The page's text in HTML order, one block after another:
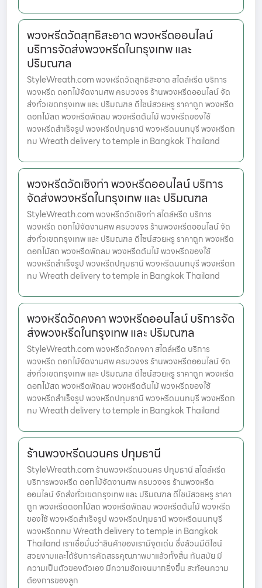
พวงหรีดวัดสุทธิสะอาด พวงหรีดออนไลน์
บริการจัดส่งพวงหรีดในกรุงเทพ และ
ปริมณฑล
StyleWreath.com พวงหรีดวัดสุทธิสะอาด สไตล์หรีด บริการ
พวงหรีด ดอกไม้จัดงานศพ ครบวงจร ร้านพวงหรีดออนไลน์ จัด
ส่งทั่วเขตกรุงเทพ และ ปริมณฑล ดีไซน์สวยหรู ราคาถูก พวงหรีด
ดอกไม้สด พวงหรีดพัดลม พวงหรีดต้นไม้ พวงหรีดของใช้
พวงหรีดสำเร็จรูป พวงหรีดปทุมธานี พวงหรีดนนทบุรี พวงหรีดก
ทม Wreath delivery to temple in Bangkok Thailand
พวงหรีดวัดเชิงท่า พวงหรีดออนไลน์ บริการ
จัดส่งพวงหรีดในกรุงเทพ และ ปริมณฑล
StyleWreath.com พวงหรีดวัดเชิงท่า สไตล์หรีด บริการ
พวงหรีด ดอกไม้จัดงานศพ ครบวงจร ร้านพวงหรีดออนไลน์ จัด
ส่งทั่วเขตกรุงเทพ และ ปริมณฑล ดีไซน์สวยหรู ราคาถูก พวงหรีด
ดอกไม้สด พวงหรีดพัดลม พวงหรีดต้นไม้ พวงหรีดของใช้
พวงหรีดสำเร็จรูป พวงหรีดปทุมธานี พวงหรีดนนทบุรี พวงหรีดก
ทม Wreath delivery to temple in Bangkok Thailand
พวงหรีดวัดคงคา พวงหรีดออนไลน์ บริการจัด
ส่งพวงหรีดในกรุงเทพ และ ปริมณฑล
StyleWreath.com พวงหรีดวัดคงคา สไตล์หรีด บริการ
พวงหรีด ดอกไม้จัดงานศพ ครบวงจร ร้านพวงหรีดออนไลน์ จัด
ส่งทั่วเขตกรุงเทพ และ ปริมณฑล ดีไซน์สวยหรู ราคาถูก พวงหรีด
ดอกไม้สด พวงหรีดพัดลม พวงหรีดต้นไม้ พวงหรีดของใช้
พวงหรีดสำเร็จรูป พวงหรีดปทุมธานี พวงหรีดนนทบุรี พวงหรีดก
ทม Wreath delivery to temple in Bangkok Thailand
ร้านพวงหรีดนวนคร ปทุมธานี
StyleWreath.com ร้านพวงหรีดนวนคร ปทุมธานี สไตล์หรีด
บริการพวงหรีด ดอกไม้จัดงานศพ ครบวงจร ร้านพวงหรีด
ออนไลน์ จัดส่งทั่วเขตกรุงเทพ และ ปริมณฑล ดีไซน์สวยหรู ราคา
ถูก พวงหรีดดอกไม้สด พวงหรีดพัดลม พวงหรีดต้นไม้ พวงหรีด
ของใช้ พวงหรีดสำเร็จรูป พวงหรีดปทุมธานี พวงหรีดนนทบุรี
พวงหรีดกทม Wreath delivery to temple in Bangkok
Thailand เราเชื่อมั่นว่าสินค้าของเรามีจุดเด่น ซึ่งล้วนมีดีไซน์
สวยงามและได้รับการคัดสรรคุณภาพมาแล้วทั้งสิ้น ทันสมัย มี
ความเป็นตัวของตัวเอง มีความชัดเจนมากยิ่งขึ้น สะท้อนความ
ต้องการของลูก